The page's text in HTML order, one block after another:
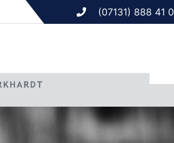
(07131) 888 41 0